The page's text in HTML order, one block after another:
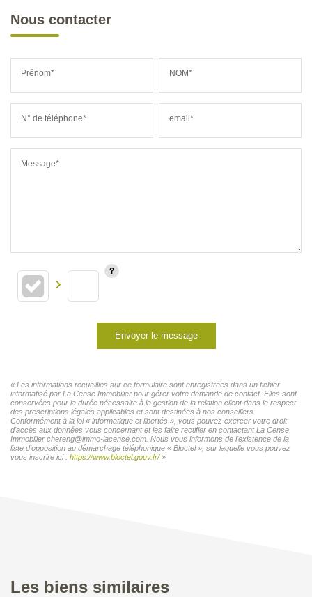
Nous contacter
Prénom* NOM*
N° de téléphone* email*
Message*
Envoyer le message
« Les informations recueillies sur ce formulaire sont enregistrées dans un fichier
informatisé par La Cense Immobilier pour gérer votre demande de contact. Elles sont
conservées pour la durée nécessaire à la gestion de la relation client dans le respect
des prescriptions légales applicables et sont destinées à nos conseillers
Conformément à la loi « informatique et libertés », vous pouvez exercer votre droit
d'accès aux données vous concernant et les faire rectifier en contactant La Cense
Immobilier chereng@immo-lacense.com. Nous vous informons de l'existence de la
liste d'opposition au démarchage téléphonique « Bloctel », sur laquelle vous pouvez
vous inscrire ici : https://www.bloctel.gouv.fr/»
Les biens similaires